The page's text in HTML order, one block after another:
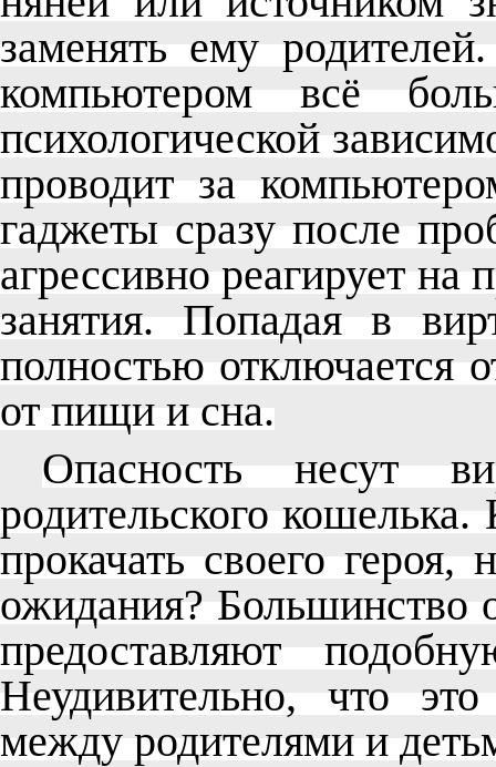
заменять ему
компьютером всё
психологической
проводит за
гаджеты сразу после
агрессивно реагирует на
занятия. Попадая в
полностью отключается
от пищи и сна.
Опасность несут
родительского
прокачать своего
ожидания? Большинство
предоставляют
Неудивительно, что
между родителями и